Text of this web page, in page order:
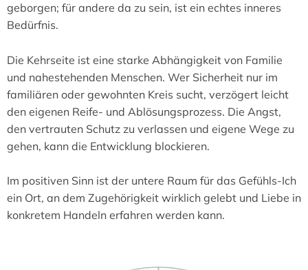
geborgen; für andere da zu sein, ist ein echtes inneres
Bedürfnis.
Die Kehrseite ist eine starke Abhängigkeit von Familie
und nahestehenden Menschen. Wer Sicherheit nur im
familiären oder gewohnten Kreis sucht, verzögert leicht
den eigenen Reife- und Ablösungsprozess. Die Angst,
den vertrauten Schutz zu verlassen und eigene Wege zu
gehen, kann die Entwicklung blockieren.
Im positiven Sinn ist der untere Raum für das Gefühls-Ich
ein Ort, an dem Zugehörigkeit wirklich gelebt und Liebe in
konkretem Handeln erfahren werden kann.